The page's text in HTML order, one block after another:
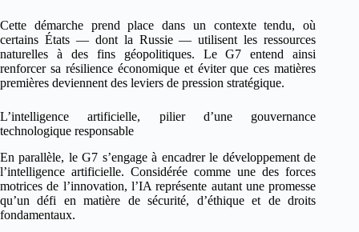
Cette démarche prend place dans un contexte tendu, où
certains États — dont la Russie — utilisent les ressources
naturelles à des fins géopolitiques. Le G7 entend ainsi
renforcer sa résilience économique et éviter que ces matières
premières deviennent des leviers de pression stratégique.
L’intelligence artificielle, pilier d’une gouvernance
technologique responsable
En parallèle, le G7 s’engage à encadrer le développement de
l’intelligence artificielle. Considérée comme une des forces
motrices de l’innovation, l’IA représente autant une promesse
qu’un défi en matière de sécurité, d’éthique et de droits
fondamentaux.